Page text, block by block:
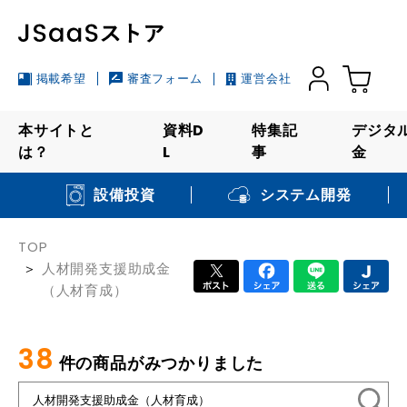
掲載希望 審査フォーム 運営会社
本サイトと
は？
資料D
L
特集記
事
デジタ
金
設備投資 システム開発
TOP
人材開発支援助成金
（人材育成）
38 件の商品がみつかりました